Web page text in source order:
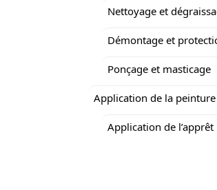
Nettoyage et
Démontage et
Ponçage et masticage
Application de la peinture
Application de l’apprêt